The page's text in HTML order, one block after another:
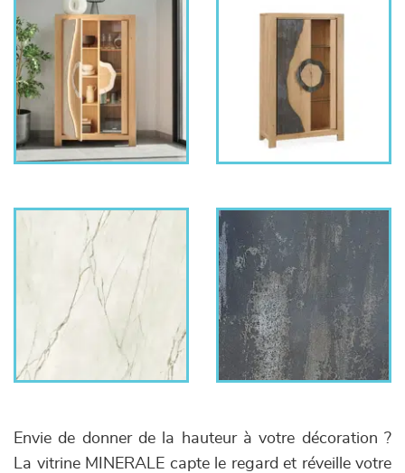
Envie de donner de la hauteur à votre décoration ?
La vitrine MINERALE capte le regard et réveille votre